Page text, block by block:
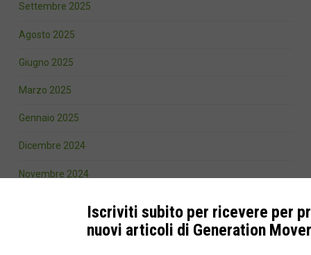
Settembre 2025
Agosto 2025
Giugno 2025
Marzo 2025
Gennaio 2025
Dicembre 2024
Novembre 2024
Settembre 2024
Iscriviti subito per ricevere per
nuovi articoli di Generation